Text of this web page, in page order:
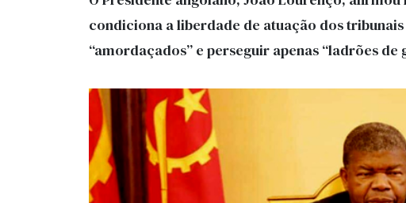
condiciona a liberdade de atuação dos
“amordaçados” e perseguir apenas “ladrões de